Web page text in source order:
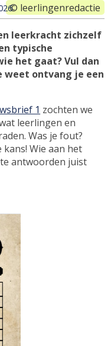
© leerlingenredactie
leerkracht zichzelf
typische
het gaat? Vul dan
weet ontvang je een
1 zochten we
leerlingen en
Was je fout?
Wie aan het
antwoorden juist